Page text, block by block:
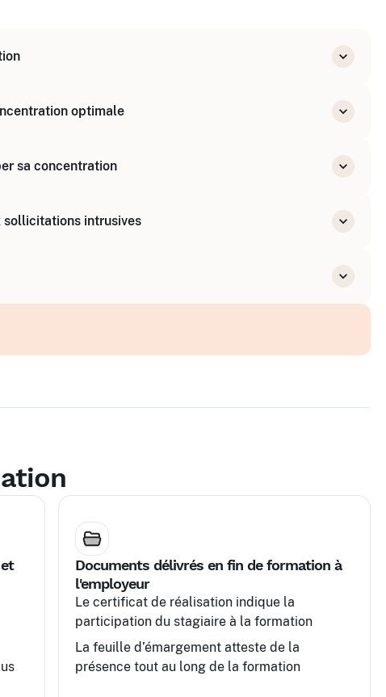
de travail (open space, télétravail)
optimale
sa concentration
dans la durée
sollicitations intrusives
groupe
expert
Documents délivrés en fin de formation à
l'employeur
Le certificat de réalisation indique la
participation du stagiaire à la formation
La feuille d’émargement atteste de la
présence tout au long de la formation